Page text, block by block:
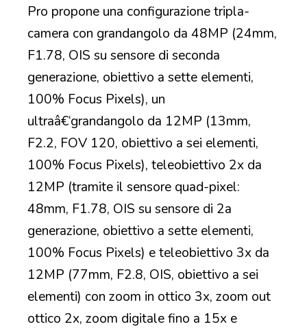
Pro propone una configurazione tripla-
camera con grandangolo da 48MP (24mm,
F1.78, OIS su sensore di seconda
generazione, obiettivo a sette elementi,
100% Focus Pixels), un
ultraâ€‘grandangolo da 12MP (13mm,
F2.2, FOV 120, obiettivo a sei elementi,
100% Focus Pixels), teleobiettivo 2x da
12MP (tramite il sensore quad-pixel:
48mm, F1.78, OIS su sensore di 2a
generazione, obiettivo a sette elementi,
100% Focus Pixels) e teleobiettivo 3x da
12MP (77mm, F2.8, OIS, obiettivo a sei
elementi) con zoom in ottico 3x, zoom out
ottico 2x, zoom digitale fino a 15x e